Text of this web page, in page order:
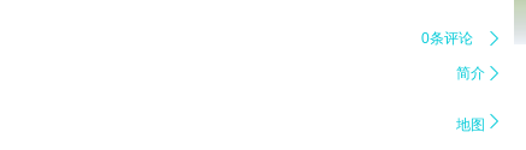
0条评论 
简介 
地图 